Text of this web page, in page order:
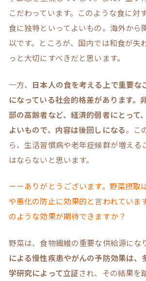
こだわっています。このような食に対
食に独特といってよいもの。海外から
以です。ところが、国内では和食が失
っと大切にすべきだと思います。
一方、 日本人の食を考える上で重要な
になっている社会的格差があります。
部の高齢者など、経済的弱者にとって
よいもので、内容は後回しになる。こ
ら、生活習慣病や老年症候群が増える
はならないと思います。
ーーありがとうございます。野菜摂取
や悪化の防止に効果的と言われていま
のような効果が期待できますか？
野菜は、食物繊維の重要な供給源にな
による慢性疾患やがんの予防効果は、
学研究によって立証され、その結果を